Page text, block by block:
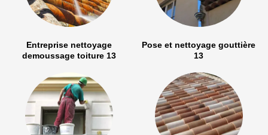
Entreprise nettoyage
demoussage toiture 13
Pose et nettoyage gouttière
13